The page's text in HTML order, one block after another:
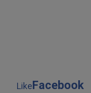
LikeFacebook